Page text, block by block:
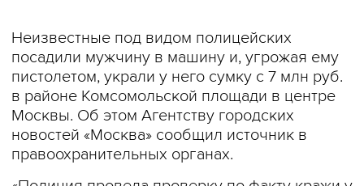
Неизвестные под видом полицейских
посадили мужчину в машину и, угрожая ему
пистолетом, украли у него сумку с 7 млн руб.
в районе Комсомольской площади в центре
Москвы. Об этом Агентству городских
новостей «Москва» сообщил источник в
правоохранительных органах.